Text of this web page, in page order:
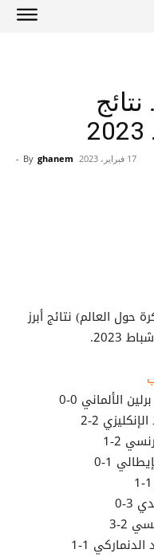
By ghanem
- 17 فبراير، 2023
حول العالم) نتائج أبرز
الألماني 0-0
2-2
2-1
1-0
0
2-3
1-1